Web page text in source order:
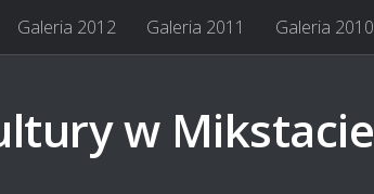
Galeria 2012 Galeria 2011 Galeria 2010
w Mikstacie